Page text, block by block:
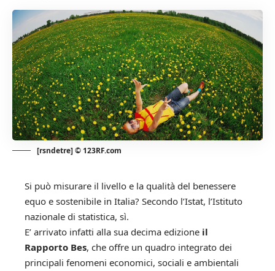
[rsndetre] © 123RF.com
Si può misurare il livello e la qualità del benessere
equo e sostenibile in Italia? Secondo l’Istat, l’Istituto
nazionale di statistica, sì.
E’ arrivato infatti alla sua decima edizione il
Rapporto Bes, che offre un quadro integrato dei
principali fenomeni economici, sociali e ambientali